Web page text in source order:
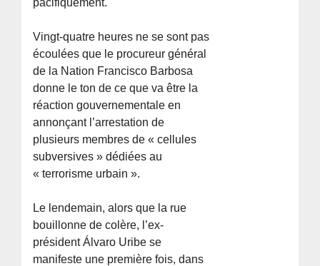
Vingt-quatre heures ne se sont pas
écoulées que le procureur général
de la Nation Francisco Barbosa
donne le ton de ce que va être la
réaction gouvernementale en
annonçant l’arrestation de
plusieurs membres de « cellules
subversives » dédiées au
« terrorisme urbain ».
Le lendemain, alors que la rue
bouillonne de colère, l’ex-
président Álvaro Uribe se
manifeste une première fois, dans